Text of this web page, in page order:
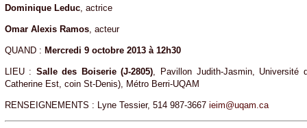
Dominique Leduc, actrice
Omar Alexis Ramos, acteur
QUAND : Mercredi 9 octobre 2013 à 12h30
LIEU : Salle des Boiserie (J-2805) , Pavillon Judith-Jasmin,
Catherine Est, coin St-Denis), Métro Berri-UQAM
RENSEIGNEMENTS : Lyne Tessier, 514 987-3667 ieim@uqam.ca